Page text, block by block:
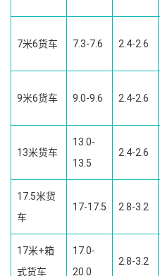
7米6货车 7.3-7.6 2.4-2.6
9米6货车 9.0-9.6 2.4-2.6
13米货车
13.0-
13.5
2.4-2.6
17.5米货
车
17-17.5 2.8-3.2
17米+箱
式货车
17.0-
20.0
2.8-3.2